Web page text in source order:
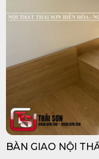
BÀN GIAO NỘI